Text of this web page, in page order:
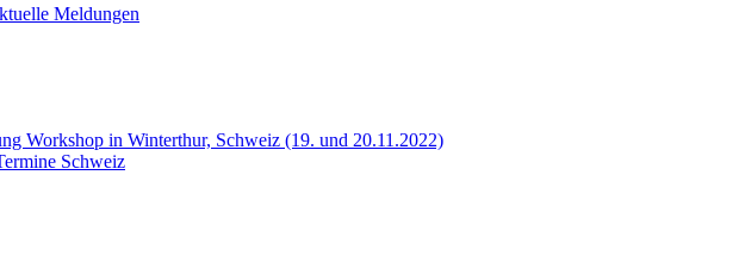
Meldungen
Workshop in Winterthur, Schweiz (19. und 20.11.2022)
Schweiz